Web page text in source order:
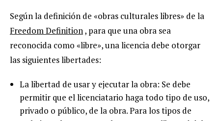
Según la definición de «obras culturales libres» de la
Freedom Definition, para que una obra sea
reconocida como «libre», una licencia debe otorgar
las siguientes libertades:
La libertad de usar y ejecutar la obra: Se debe
permitir que el licenciatario haga todo tipo de uso,
privado o público, de la obra. Para los tipos de